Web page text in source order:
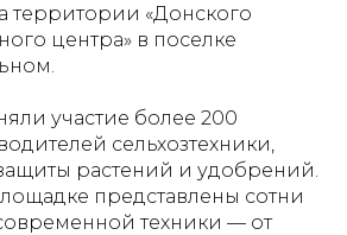
территории «Донского
центра» в поселке
участие более 200
сельхозтехники,
растений и удобрений.
представлены сотни
техники — от